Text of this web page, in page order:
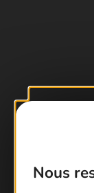
Nous